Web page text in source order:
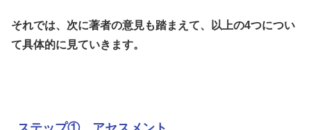
それでは、次に著者の意見も踏まえて、以上の4つについ
て具体的に見ていきます。